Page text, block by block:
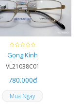
Gọng Kính
VL21038C01
780.000đ
Mua Ngay